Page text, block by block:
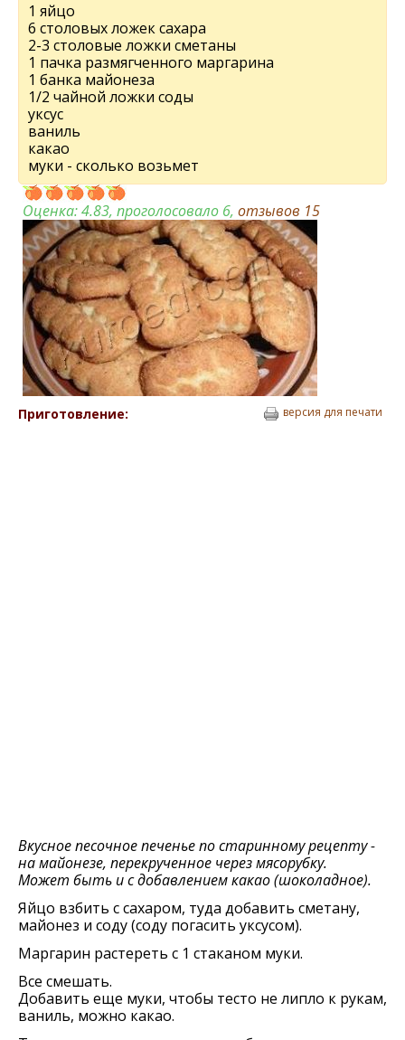
1 яйцо
6 столовых ложек сахара
2-3 столовые ложки сметаны
1 пачка размягченного маргарина
1 банка майонеза
1/2 чайной ложки соды
уксус
ваниль
какао
муки - сколько возьмет
Оценка:4.83, проголосовало 6, отзывов 15
Приготовление: версия для печати
Вкусное песочное печенье по старинному рецепту -
на майонезе, перекрученное через мясорубку.
Может быть и с добавлением какао (шоколадное).
Яйцо взбить с сахаром, туда добавить сметану,
майонез и соду (соду погасить уксусом).
Маргарин растереть с 1 стаканом муки.
Все смешать.
Добавить еще муки, чтобы тесто не липло к рукам,
ваниль, можно какао.